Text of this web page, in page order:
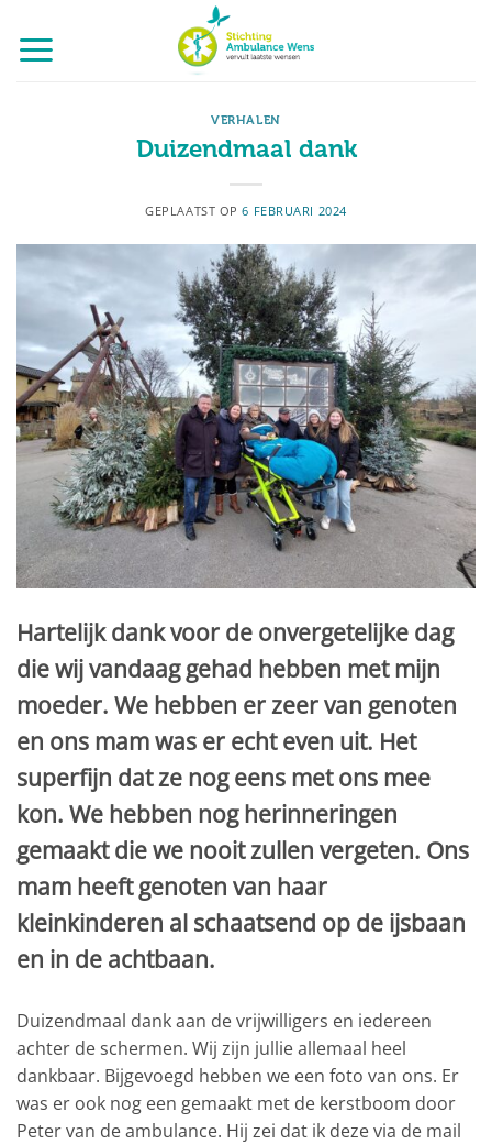
naar
inhoud
VERHALEN
Duizendmaal dank
GEPLAATST OP6 FEBRUARI 2024
Hartelijk dank voor de onvergetelijke dag
die wij vandaag gehad hebben met mijn
moeder. We hebben er zeer van genoten
en ons mam was er echt even uit. Het
superfijn dat ze nog eens met ons mee
kon. We hebben nog herinneringen
gemaakt die we nooit zullen vergeten. Ons
mam heeft genoten van haar
kleinkinderen al schaatsend op de ijsbaan
en in de achtbaan.
Duizendmaal dank aan de vrijwilligers en iedereen
achter de schermen. Wij zijn jullie allemaal heel
dankbaar. Bijgevoegd hebben we een foto van ons. Er
was er ook nog een gemaakt met de kerstboom door
Peter van de ambulance. Hij zei dat ik deze via de mail